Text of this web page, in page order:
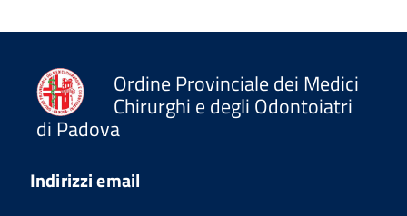
Ordine Provinciale dei Medici
Chirurghi e degli Odontoiatri
di Padova
Indirizzi email